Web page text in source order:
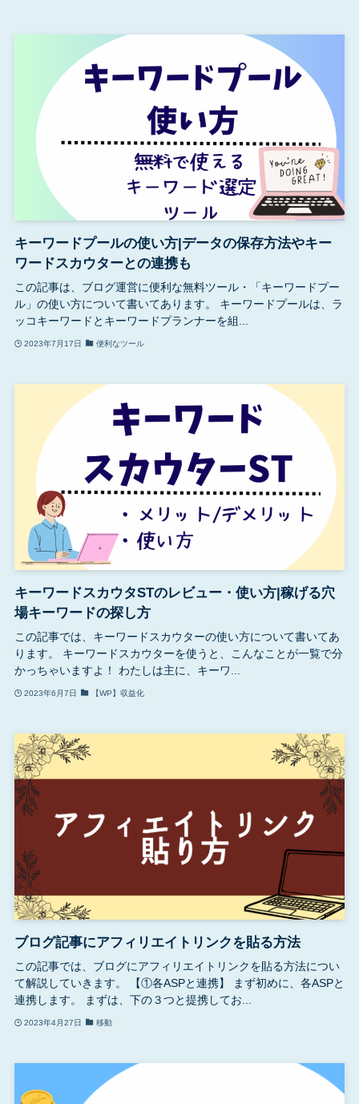
キーワードプールの使い方|データの保存方法やキー
ワードスカウターとの連携も
この記事は、ブログ運営に便利な無料ツール・「キーワードプー
ル」の使い方について書いてあります。 キーワードプールは、ラ
ッコキーワードとキーワードプランナーを組...
2023年7月17日 便利なツール
キーワードスカウタSTのレビュー・使い方|稼げる穴
場キーワードの探し方
この記事では、キーワードスカウターの使い方について書いてあ
ります。 キーワードスカウターを使うと、こんなことが一覧で分
かっちゃいますよ！ わたしは主に、キーワ...
2023年6月7日 【WP】収益化
ブログ記事にアフィリエイトリンクを貼る方法
この記事では、ブログにアフィリエイトリンクを貼る方法につい
て解説していきます。 【①各ASPと連携】 まず初めに、各ASPと
連携します。 まずは、下の３つと提携してお...
2023年4月27日 移動